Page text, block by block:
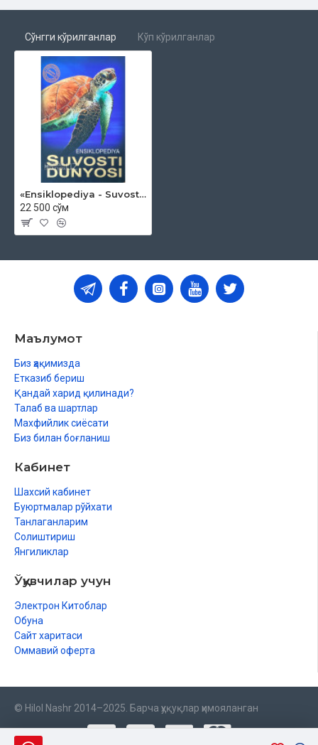
Сўнгги кўрилганлар Кўп кўрилганлар
«Ensiklopediya - Suvosti dunyosi»
22 500 сўм
Маълумот
Биз ҳақимизда
Етказиб бериш
Қандай харид қилинади?
Талаб ва шартлар
Махфийлик сиёсати
Биз билан боғланиш
Кабинет
Шахсий кабинет
Буюртмалар рўйхати
Танлаганларим
Солиштириш
Янгиликлар
Ўқувчилар учун
Электрон Китоблар
Обуна
Сайт харитаси
Оммавий оферта
© Hilol Nashr 2014–2025. Барча ҳуқуқлар ҳимояланган